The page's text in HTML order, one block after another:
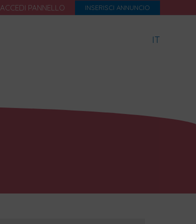
ACCEDI PANNELLO INSERISCI ANNUNCIO
IT